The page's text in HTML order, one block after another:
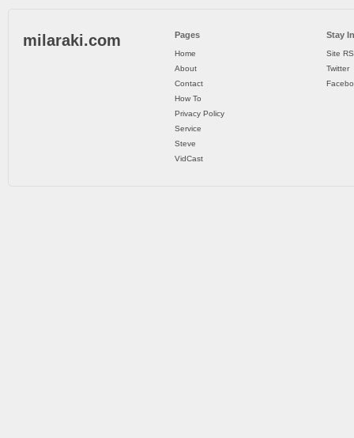
milaraki.com Pages
Home
About
Contact
How To
Privacy Policy
Service
Steve
VidCast
Stay
Site
Twitter